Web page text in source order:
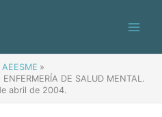
AEESME
DE SALUD MENTAL.
abril de 2004.